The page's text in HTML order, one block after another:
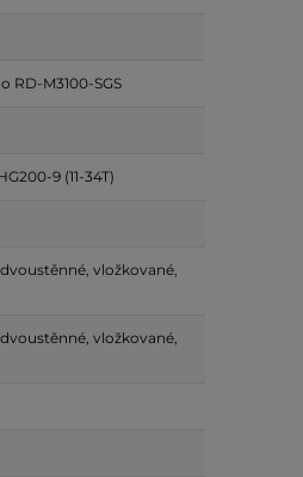
RD-M3100-SGS
9 (11-34T)
dvoustěnné, vložkované,
dvoustěnné, vložkované,